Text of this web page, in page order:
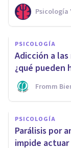
Psicología
PSICOLOGÍA
Adicción a
¿qué pueden
Fromm
PSICOLOGÍA
Parálisis por
impide actuar